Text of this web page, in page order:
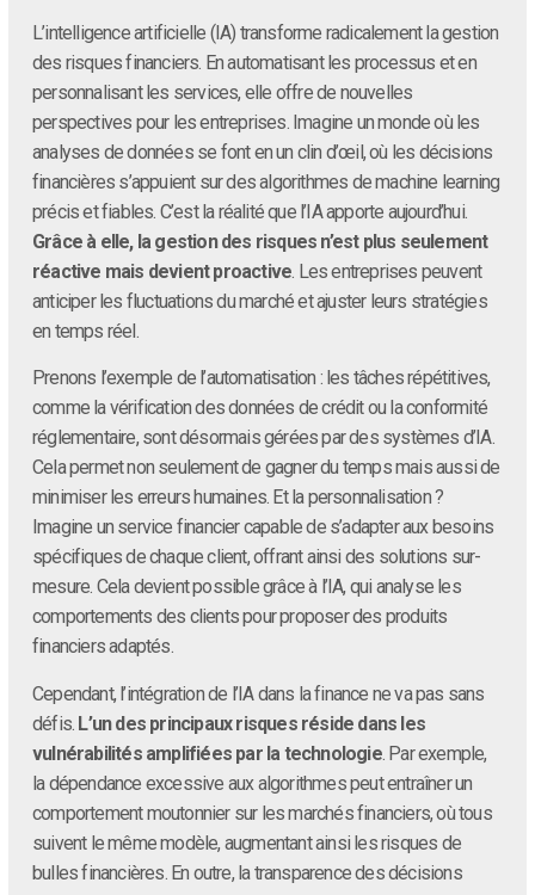
L’intelligence artificielle (IA) transforme radicalement la gestion
des risques financiers. En automatisant les processus et en
personnalisant les services, elle offre de nouvelles
perspectives pour les entreprises. Imagine un monde où les
analyses de données se font en un clin d’œil, où les décisions
financières s’appuient sur des algorithmes de machine learning
précis et fiables. C’est la réalité que l’IA apporte aujourd’hui.
Grâce à elle, la gestion des risques n’est plus seulement
réactive mais devient proactive . Les entreprises peuvent
anticiper les fluctuations du marché et ajuster leurs stratégies
en temps réel.
Prenons l’exemple de l’automatisation : les tâches répétitives,
comme la vérification des données de crédit ou la conformité
réglementaire, sont désormais gérées par des systèmes d’IA.
Cela permet non seulement de gagner du temps mais aussi de
minimiser les erreurs humaines. Et la personnalisation ?
Imagine un service financier capable de s’adapter aux besoins
spécifiques de chaque client, offrant ainsi des solutions sur-
mesure. Cela devient possible grâce à l’IA, qui analyse les
comportements des clients pour proposer des produits
financiers adaptés.
Cependant, l’intégration de l’IA dans la finance ne va pas sans
défis. L’un des principaux risques réside dans les
vulnérabilités amplifiées par la technologie. Par exemple,
la dépendance excessive aux algorithmes peut entraîner un
comportement moutonnier sur les marchés financiers, où tous
suivent le même modèle, augmentant ainsi les risques de
bulles financières. En outre, la transparence des décisions